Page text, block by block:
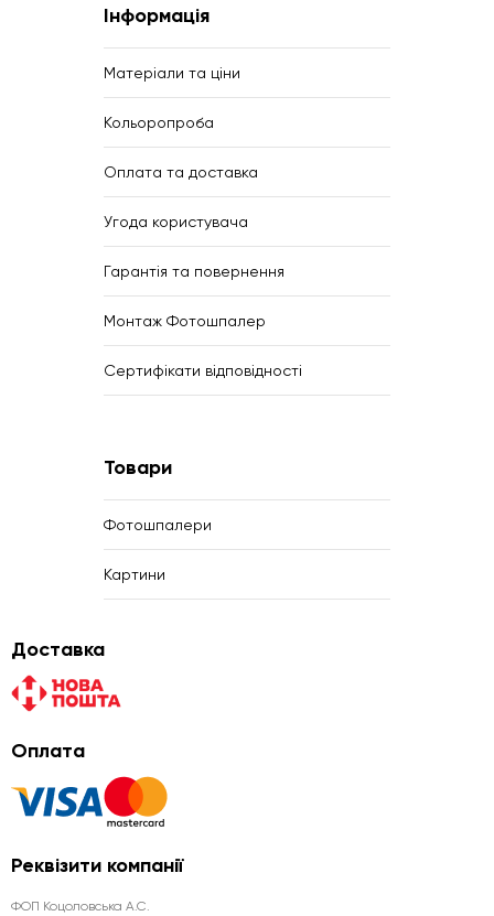
Інформація
Матеріали та ціни
Кольоропроба
Оплата та доставка
Угода користувача
Гарантія та повернення
Монтаж Фотошпалер
Сертифікати відповідності
Товари
Фотошпалери
Картини
Доставка
Оплата
Реквізити компанії
ФОП Коцоловська А.С.